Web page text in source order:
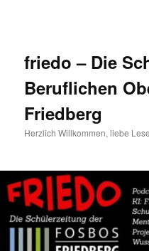
friedo – Die
Beruflichen
Friedberg
Herzlich Willkommen, liebe